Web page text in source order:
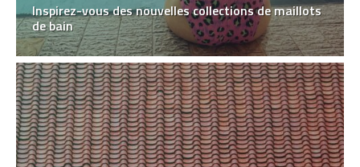
Inspirez-vous des nouvelles collections de maillots
de bain